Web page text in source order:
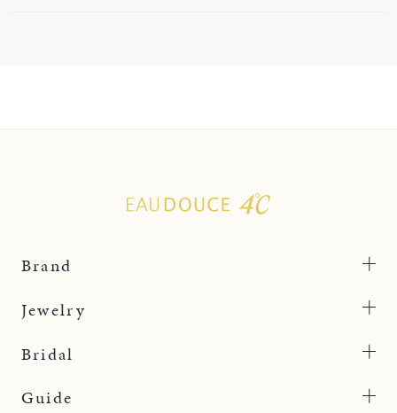
Brand
Jewelry
Bridal
Guide